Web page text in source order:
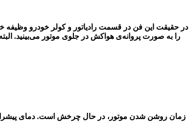
در حقیقت این فن در قسمت رادیاتور و کولر خودرو وظیفه
را به صورت پروانه‌ی هواکش در جلوی موتور می‌بینید.
زمان روشن شدن موتور، در حال چرخش است. دمای